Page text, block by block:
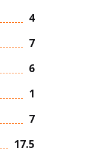
4
7
6
1
7
17.5